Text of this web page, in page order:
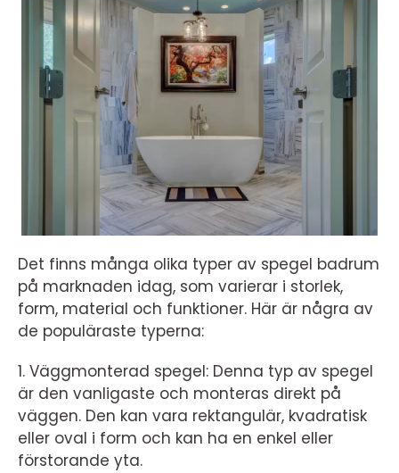
Det finns många olika typer av spegel badrum
på marknaden idag, som varierar i storlek,
form, material och funktioner. Här är några av
de populäraste typerna:
1. Väggmonterad spegel: Denna typ av spegel
är den vanligaste och monteras direkt på
väggen. Den kan vara rektangulär, kvadratisk
eller oval i form och kan ha en enkel eller
förstorande yta.